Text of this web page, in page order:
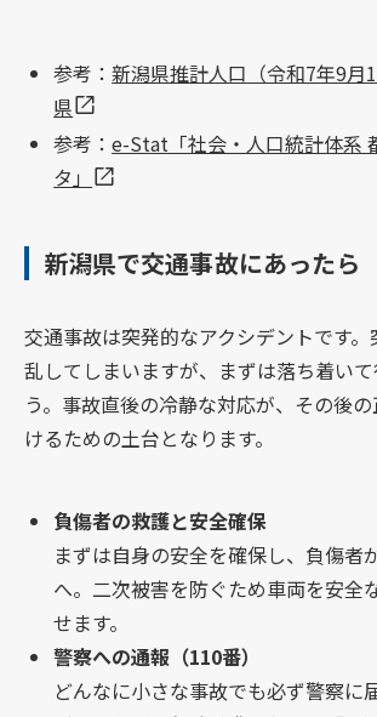
参考：新潟県推計人口（令和7年9月
県
参考：e-Stat「社会・人口統計体系
タ」
新潟県で交通事故にあったら
交通事故は突発的なアクシデントです
乱してしまいますが、まずは落ち着い
う。事故直後の冷静な対応が、その後
けるための土台となります。
負傷者の救護と安全確保
まずは自身の安全を確保し、負傷者
へ。二次被害を防ぐため車両を安全
せます。
警察への通報（110番）
どんなに小さな事故でも必ず警察に